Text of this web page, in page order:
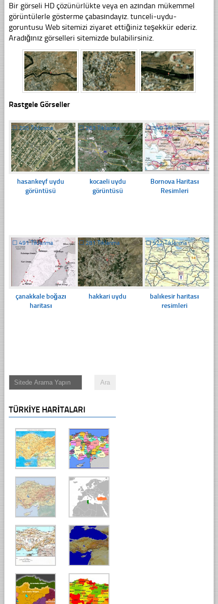
Bir görseli HD çözünürlükte veya en azından mükemmel
görüntülerle gösterme çabasındayız. tunceli-uydu-
goruntusu Web sitemizi ziyaret ettiğiniz teşekkür ederiz.
Aradığınız görselleri sitemizde bulabilirsiniz.
Rastgele Görseller
☐205 Tıklanma
hasankeyf uydu
görüntüsü
☐263 Tıklanma
kocaeli uydu
görüntüsü
☐340 Tıklanma
Bornova Haritası
Resimleri
☐ 491 Tıklanma
çanakkale boğazı
haritası
☐281 Tıklanma
hakkari uydu
☐527 Tıklanma
balıkesir haritası
resimleri
TÜRKIYE HARITALARI